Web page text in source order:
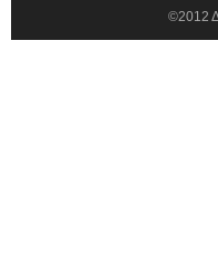
©2012